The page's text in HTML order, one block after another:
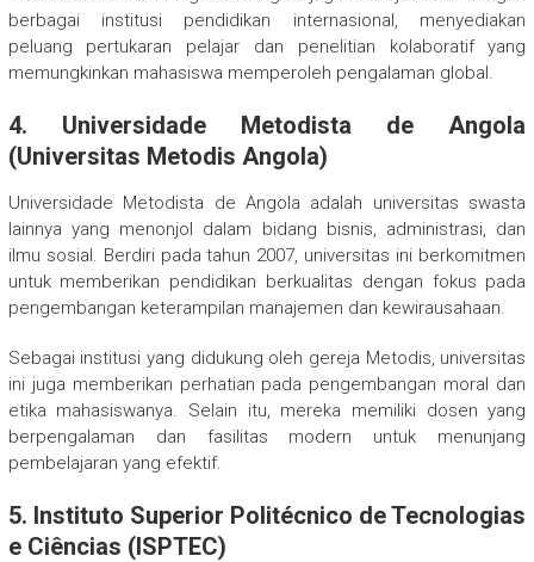
berbagai institusi pendidikan internasional, menyediakan
peluang pertukaran pelajar dan penelitian kolaboratif yang
memungkinkan mahasiswa memperoleh pengalaman global.
4. Universidade Metodista de Angola
(Universitas Metodis Angola)
Universidade Metodista de Angola adalah universitas swasta
lainnya yang menonjol dalam bidang bisnis, administrasi, dan
ilmu sosial. Berdiri pada tahun 2007, universitas ini berkomitmen
untuk memberikan pendidikan berkualitas dengan fokus pada
pengembangan keterampilan manajemen dan kewirausahaan.
Sebagai institusi yang didukung oleh gereja Metodis, universitas
ini juga memberikan perhatian pada pengembangan moral dan
etika mahasiswanya. Selain itu, mereka memiliki dosen yang
berpengalaman dan fasilitas modern untuk menunjang
pembelajaran yang efektif.
5. Instituto Superior Politécnico de Tecnologias
e Ciências (ISPTEC)